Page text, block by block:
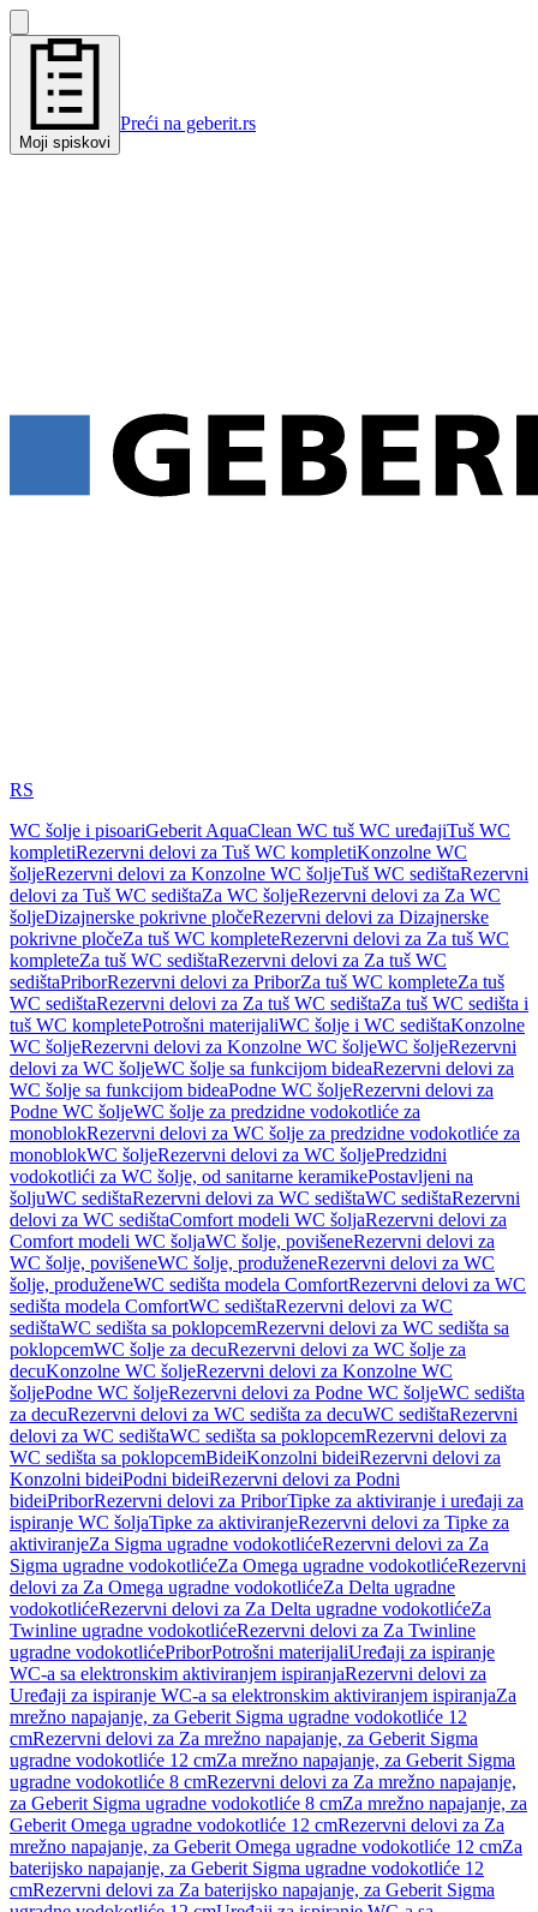
Moji spiskovi
Preći na geberit.rs
RS
WC šolje i pisoariGeberit AquaClean WC tuš WC uređajiTuš WC
kompletiRezervni delovi za Tuš WC kompletiKonzolne WC
šoljeRezervni delovi za Konzolne WC šoljeTuš WC sedištaRezervni
delovi za Tuš WC sedištaZa WC šoljeRezervni delovi za Za WC
šoljeDizajnerske pokrivne pločeRezervni delovi za Dizajnerske
pokrivne pločeZa tuš WC kompleteRezervni delovi za Za tuš WC
kompleteZa tuš WC sedištaRezervni delovi za Za tuš WC
sedištaPriborRezervni delovi za PriborZa tuš WC kompleteZa tuš
WC sedištaRezervni delovi za Za tuš WC sedištaZa tuš WC sedišta i
tuš WC kompletePotrošni materijaliWC šolje i WC sedištaKonzolne
WC šoljeRezervni delovi za Konzolne WC šoljeWC šoljeRezervni
delovi za WC šoljeWC šolje sa funkcijom bideaRezervni delovi za
WC šolje sa funkcijom bideaPodne WC šoljeRezervni delovi za
Podne WC šoljeWC šolje za predzidne vodokotliće za
monoblokRezervni delovi za WC šolje za predzidne vodokotliće za
monoblokWC šoljeRezervni delovi za WC šoljePredzidni
vodokotlići za WC šolje, od sanitarne keramikePostavljeni na
šoljuWC sedištaRezervni delovi za WC sedištaWC sedištaRezervni
delovi za WC sedištaComfort modeli WC šoljaRezervni delovi za
Comfort modeli WC šoljaWC šolje, povišeneRezervni delovi za
WC šolje, povišeneWC šolje, produženeRezervni delovi za WC
šolje, produženeWC sedišta modela ComfortRezervni delovi za WC
sedišta modela ComfortWC sedištaRezervni delovi za WC
sedištaWC sedišta sa poklopcemRezervni delovi za WC sedišta sa
poklopcemWC šolje za decuRezervni delovi za WC šolje za
decuKonzolne WC šoljeRezervni delovi za Konzolne WC
šoljePodne WC šoljeRezervni delovi za Podne WC šoljeWC sedišta
za decuRezervni delovi za WC sedišta za decuWC sedištaRezervni
delovi za WC sedištaWC sedišta sa poklopcemRezervni delovi za
WC sedišta sa poklopcemBideiKonzolni bideiRezervni delovi za
Konzolni bideiPodni bideiRezervni delovi za Podni
bideiPriborRezervni delovi za PriborTipke za aktiviranje i uređaji za
ispiranje WC šoljaTipke za aktiviranjeRezervni delovi za Tipke za
aktiviranjeZa Sigma ugradne vodokotlićeRezervni delovi za Za
Sigma ugradne vodokotlićeZa Omega ugradne vodokotlićeRezervni
delovi za Za Omega ugradne vodokotlićeZa Delta ugradne
vodokotlićeRezervni delovi za Za Delta ugradne vodokotlićeZa
Twinline ugradne vodokotlićeRezervni delovi za Za Twinline
ugradne vodokotlićePriborPotrošni materijaliUređaji za ispiranje
WC-a sa elektronskim aktiviranjem ispiranjaRezervni delovi za
Uređaji za ispiranje WC-a sa elektronskim aktiviranjem ispiranjaZa
mrežno napajanje, za Geberit Sigma ugradne vodokotliće 12
cmRezervni delovi za Za mrežno napajanje, za Geberit Sigma
ugradne vodokotliće 12 cmZa mrežno napajanje, za Geberit Sigma
ugradne vodokotliće 8 cmRezervni delovi za Za mrežno napajanje,
za Geberit Sigma ugradne vodokotliće 8 cmZa mrežno napajanje, za
Geberit Omega ugradne vodokotliće 12 cmRezervni delovi za Za
mrežno napajanje, za Geberit Omega ugradne vodokotliće 12 cmZa
baterijsko napajanje, za Geberit Sigma ugradne vodokotliće 12
cmRezervni delovi za Za baterijsko napajanje, za Geberit Sigma